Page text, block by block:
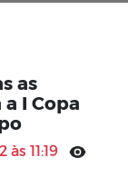
as
I Copa
11:19